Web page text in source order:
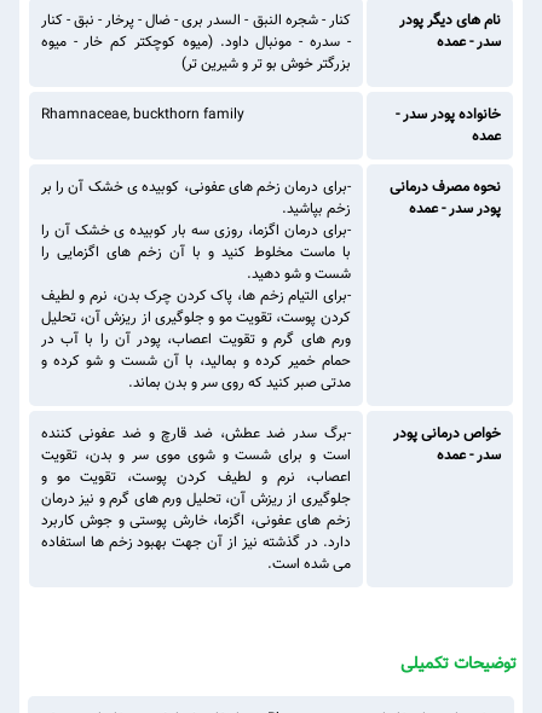
نام های دیگر پودر
سدر - عمده
کنار - شجره النبق - السدر بری - ضال - پرخار - نبق - کنار
- سدره - مونبال داود. (میوه کوچکتر کم خار - میوه
بزرگتر خوش بو تر و شیرین تر)
خانواده پودر سدر -
عمده
Rhamnaceae, buckthorn family
نحوه مصرف درمانی
پودر سدر - عمده
-برای درمان زخم های عفونی، کوبیده ی خشک آن را بر
زخم بپاشید.
-برای درمان اگزما، روزی سه بار کوبیده ی خشک آن را
با ماست مخلوط کنید و با آن زخم های اگزمایی را
شست و شو دهید.
-برای التیام زخم ها، پاک کردن چرک بدن، نرم و لطیف
کردن پوست، تقویت مو و جلوگیری از ریزش آن، تحلیل
ورم های گرم و تقویت اعصاب، پودر آن را با آب در
حمام خمیر کرده و بمالید، با آن شست و شو کرده و
مدتی صبر کنید که روی سر و بدن بماند.
خواص درمانی پودر
سدر - عمده
-برگ سدر ضد عطش، ضد قارچ و ضد عفونی کننده
است و برای شست و شوی موی سر و بدن، تقویت
اعصاب، نرم و لطیف کردن پوست، تقویت مو و
جلوگیری از ریزش آن، تحلیل ورم های گرم و نیز درمان
زخم های عفونی، اگزما، خارش پوستی و جوش کاربرد
دارد. در گذشته نیز از آن جهت بهبود زخم ها استفاده
می شده است.
توضیحات تکمیلی